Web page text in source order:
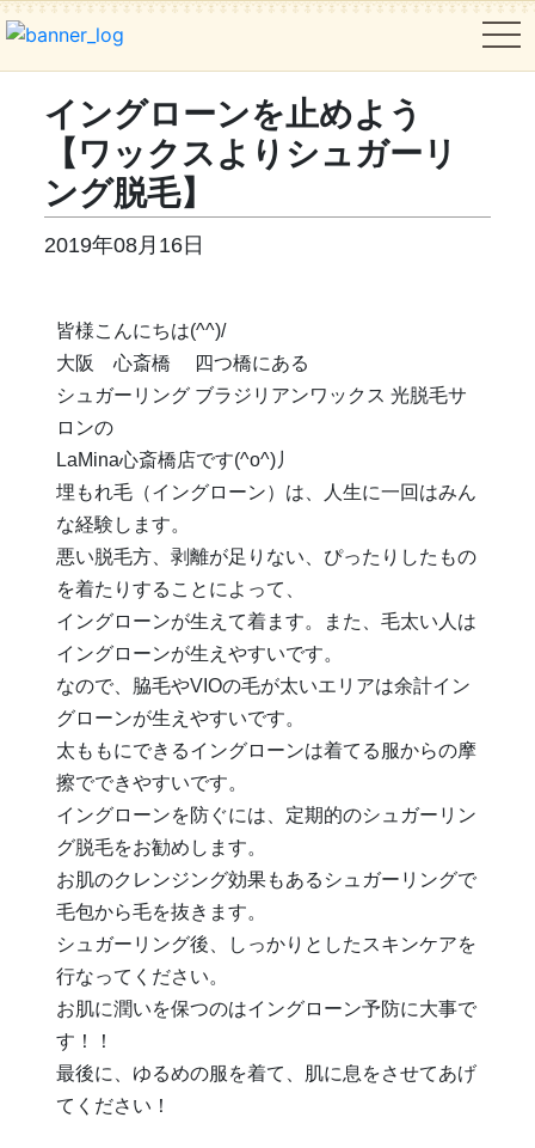
イングローンを止めよう
【ワックスよりシュガーリ
ング脱毛】
2019年08月16日
皆様こんにちは(^^)/
大阪 心斎橋 四つ橋にある
シュガーリング ブラジリアンワックス 光脱毛サ
ロンの
LaMina心斎橋店です(^o^)丿
埋もれ毛（イングローン）は、人生に一回はみん
な経験します。
悪い脱毛方、剥離が足りない、ぴったりしたもの
を着たりすることによって、
イングローンが生えて着ます。また、毛太い人は
イングローンが生えやすいです。
なので、脇毛やVIOの毛が太いエリアは余計イン
グローンが生えやすいです。
太ももにできるイングローンは着てる服からの摩
擦でできやすいです。
イングローンを防ぐには、定期的のシュガーリン
グ脱毛をお勧めします。
お肌のクレンジング効果もあるシュガーリングで
毛包から毛を抜きます。
シュガーリング後、しっかりとしたスキンケアを
行なってください。
お肌に潤いを保つのはイングローン予防に大事で
す！！
最後に、ゆるめの服を着て、肌に息をさせてあげ
てください！